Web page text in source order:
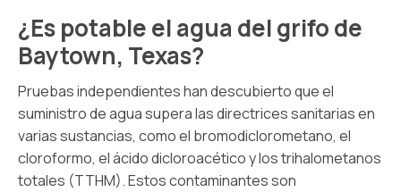
¿Es potable el agua del grifo de
Baytown, Texas?
Pruebas independientes han descubierto que el
suministro de agua supera las directrices sanitarias en
varias sustancias, como el bromodiclorometano, el
cloroformo, el ácido dicloroacético y los trihalometanos
totales (TTHM). Estos contaminantes son